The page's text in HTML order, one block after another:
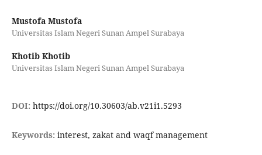
Mustofa Mustofa
Universitas Islam Negeri Sunan Ampel Surabaya
Khotib Khotib
Universitas Islam Negeri Sunan Ampel Surabaya
DOI: https://doi.org/10.30603/ab.v21i1.5293
Keywords: interest, zakat and waqf management